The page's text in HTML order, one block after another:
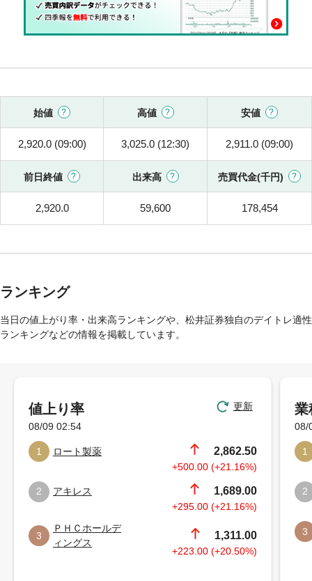
始値 高値 安値
2,920.0 (09:00) 3,025.0 (12:30) 2,911.0 (09:00)
前日終値 出来高 売買代金(千円)
2,920.0 59,600 178,454
ランキング
当日の値上がり率・出来高ランキングや、松井証券独自のデイトレ適性
ランキングなどの情報を掲載しています。